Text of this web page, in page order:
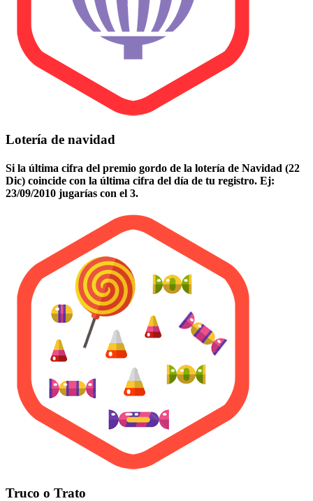
Lotería de navidad
Si la última cifra del premio gordo de la lotería de Navidad (22
Dic) coincide con la última cifra del día de tu registro. Ej:
23/09/2010 jugarías con el 3.
Truco o Trato